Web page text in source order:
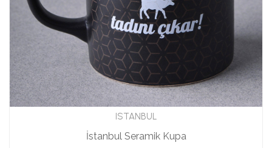
ISTANBUL
İstanbul Seramik Kupa